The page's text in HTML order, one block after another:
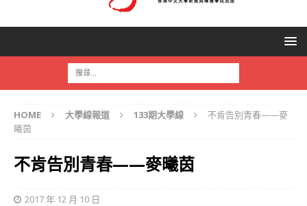
HOME 大學線報道 133期大學線
不肯告別青春——麥
曦茵
不肯告別青春——麥曦茵
2017 年 12 月 10 日